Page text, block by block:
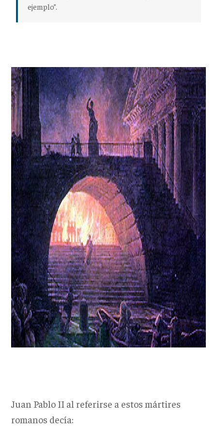
ejemplo”.
Juan Pablo II al referirse a estos mártires
romanos decía: